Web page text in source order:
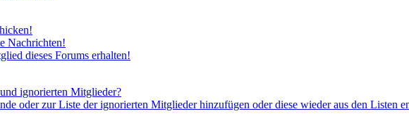
Nachrichten!
dieses Forums erhalten!
ignorierten Mitglieder?
oder zur Liste der ignorierten Mitglieder hinzufügen oder diese wieder aus den Listen